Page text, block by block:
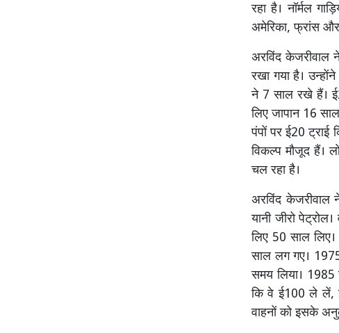
रहा है। नॉर्मल
अमेरिका, फ्रांस
अरविंद केजरीवाल
रखा गया है।
ने 7 साल रखे हैं।
लिए जापान 16
पंपों पर ई20
विकल्प मौजूद हैं।
चल रहा है।
अरविंद केजरीवाल
यानी जीरो
लिए 50 साल
साल लग गए।
समय लिया।
कि वे ई100 ले लें,
वाहनों को इसके